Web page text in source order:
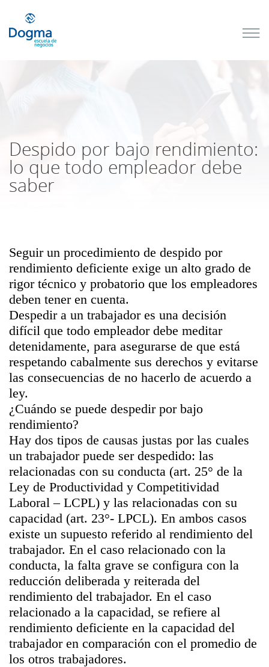
Despido por bajo rendimiento:
lo que todo empleador debe
saber
Seguir un procedimiento de despido por
rendimiento deficiente exige un alto grado de
rigor técnico y probatorio que los empleadores
deben tener en cuenta.
Despedir a un trabajador es una decisión
difícil que todo empleador debe meditar
detenidamente, para asegurarse de que está
respetando cabalmente sus derechos y evitarse
las consecuencias de no hacerlo de acuerdo a
ley.
¿Cuándo se puede despedir por bajo
rendimiento?
Hay dos tipos de causas justas por las cuales
un trabajador puede ser despedido: las
relacionadas con su conducta (art. 25° de la
Ley de Productividad y Competitividad
Laboral – LCPL) y las relacionadas con su
capacidad (art. 23°- LPCL). En ambos casos
existe un supuesto referido al rendimiento del
trabajador. En el caso relacionado con la
conducta, la falta grave se configura con la
reducción deliberada y reiterada del
rendimiento del trabajador. En el caso
relacionado a la capacidad, se refiere al
rendimiento deficiente en la capacidad del
trabajador en comparación con el promedio de
los otros trabajadores.
próximos